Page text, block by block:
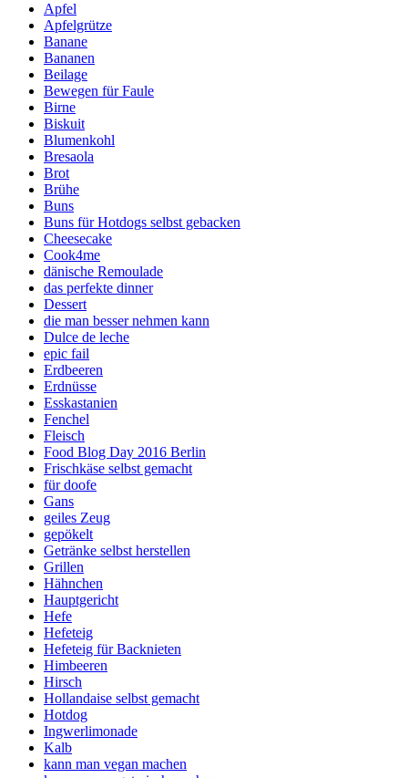
Apfel
Apfelgrütze
Banane
Bananen
Beilage
Bewegen für Faule
Birne
Biskuit
Blumenkohl
Bresaola
Brot
Brühe
Buns
Buns für Hotdogs selbst gebacken
Cheesecake
Cook4me
dänische Remoulade
das perfekte dinner
Dessert
die man besser nehmen kann
Dulce de leche
epic fail
Erdbeeren
Erdnüsse
Esskastanien
Fenchel
Fleisch
Food Blog Day 2016 Berlin
Frischkäse selbst gemacht
für doofe
Gans
geiles Zeug
gepökelt
Getränke selbst herstellen
Grillen
Hähnchen
Hauptgericht
Hefe
Hefeteig
Hefeteig für Backnieten
Himbeeren
Hirsch
Hollandaise selbst gemacht
Hotdog
Ingwerlimonade
Kalb
kann man vegan machen